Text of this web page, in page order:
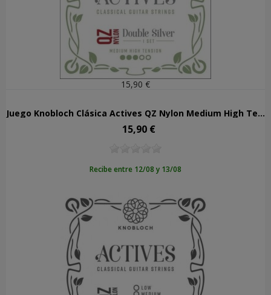
15,90 €
Juego Knobloch Clásica Actives QZ Nylon Medium High Tension 400ADQ
Precio
15,90 €
Recibe entre 12/08 y 13/08